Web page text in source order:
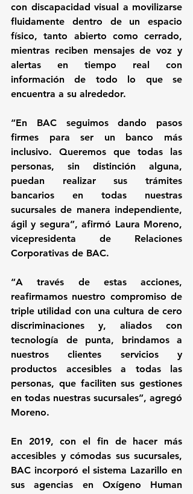
con discapacidad visual a movilizarse
fluidamente dentro de un espacio
físico, tanto abierto como cerrado,
mientras reciben mensajes de voz y
alertas en tiempo real con
información de todo lo que se
encuentra a su alrededor.
“En BAC seguimos dando pasos
firmes para ser un banco más
inclusivo. Queremos que todas las
personas, sin distinción alguna,
puedan realizar sus trámites
bancarios en todas nuestras
sucursales de manera independiente,
ágil y segura”, afirmó Laura Moreno,
vicepresidenta de Relaciones
Corporativas de BAC.
“A través de estas acciones,
reafirmamos nuestro compromiso de
triple utilidad con una cultura de cero
discriminaciones y, aliados con
tecnología de punta, brindamos a
nuestros clientes servicios y
productos accesibles a todas las
personas, que faciliten sus gestiones
en todas nuestras sucursales”, agregó
Moreno.
En 2019, con el fin de hacer más
accesibles y cómodas sus sucursales,
BAC incorporó el sistema Lazarillo en
sus agencias en Oxígeno Human